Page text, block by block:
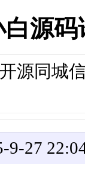
白源
开源同城
9-27